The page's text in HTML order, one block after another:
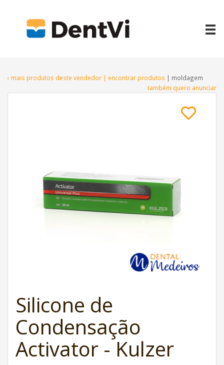
‹ mais produtos deste vendedor | encontrar produtos | moldagem
também quero anunciar
Silicone de
Condensação
Activator - Kulzer